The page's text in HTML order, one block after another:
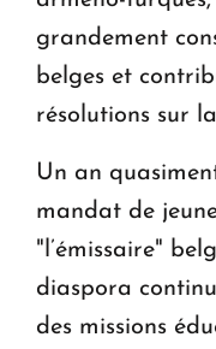
grandement
belges et
résolutions sur
Un an
mandat de
"l’émissaire"
diaspora
des missions